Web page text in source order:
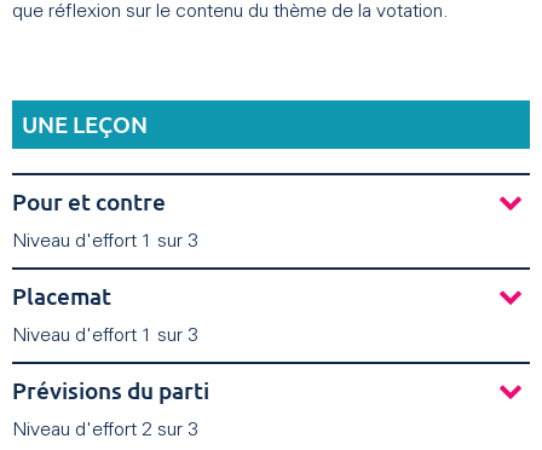
que réflexion sur le contenu du thème de la votation.
UNE LEÇON
Pour et contre
Niveau d'effort 1 sur 3
Placemat
Niveau d'effort 1 sur 3
Prévisions du parti
Niveau d'effort 2 sur 3